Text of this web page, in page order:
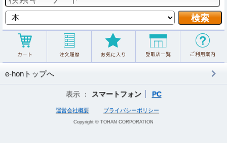
e-honトップへ
表示 ： スマートフォン PC
運営会社概要 プライバシーポリシー
Copyright © TOHAN CORPORATION